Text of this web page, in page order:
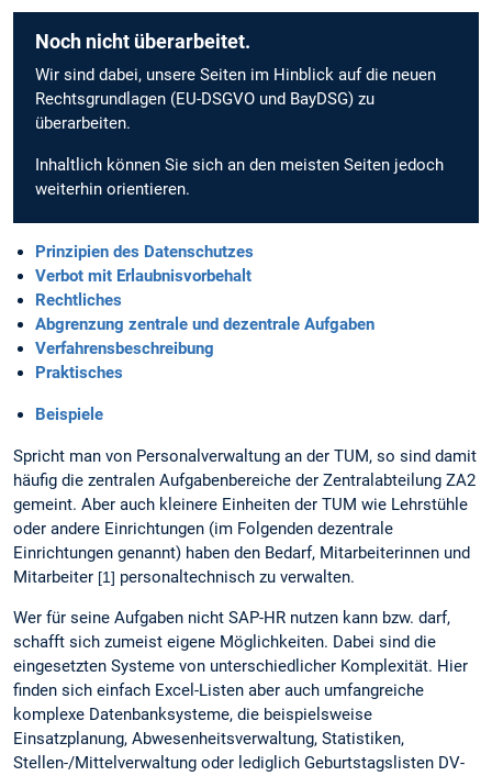
Noch nicht überarbeitet.
Wir sind dabei, unsere Seiten im Hinblick auf die neuen
Rechtsgrundlagen (EU-DSGVO und BayDSG) zu
überarbeiten.
Inhaltlich können Sie sich an den meisten Seiten jedoch
weiterhin orientieren.
Prinzipien des Datenschutzes
Verbot mit Erlaubnisvorbehalt
Rechtliches
Abgrenzung zentrale und dezentrale Aufgaben
Verfahrensbeschreibung
Praktisches
Beispiele
Spricht man von Personalverwaltung an der TUM, so sind damit
häufig die zentralen Aufgabenbereiche der Zentralabteilung ZA2
gemeint. Aber auch kleinere Einheiten der TUM wie Lehrstühle
oder andere Einrichtungen (im Folgenden dezentrale
Einrichtungen genannt) haben den Bedarf, Mitarbeiterinnen und
Mitarbeiter [1] personaltechnisch zu verwalten.
Wer für seine Aufgaben nicht SAP-HR nutzen kann bzw. darf,
schafft sich zumeist eigene Möglichkeiten. Dabei sind die
eingesetzten Systeme von unterschiedlicher Komplexität. Hier
finden sich einfach Excel-Listen aber auch umfangreiche
komplexe Datenbanksysteme, die beispielsweise
Einsatzplanung, Abwesenheitsverwaltung, Statistiken,
Stellen-/Mittelverwaltung oder lediglich Geburtstagslisten DV-